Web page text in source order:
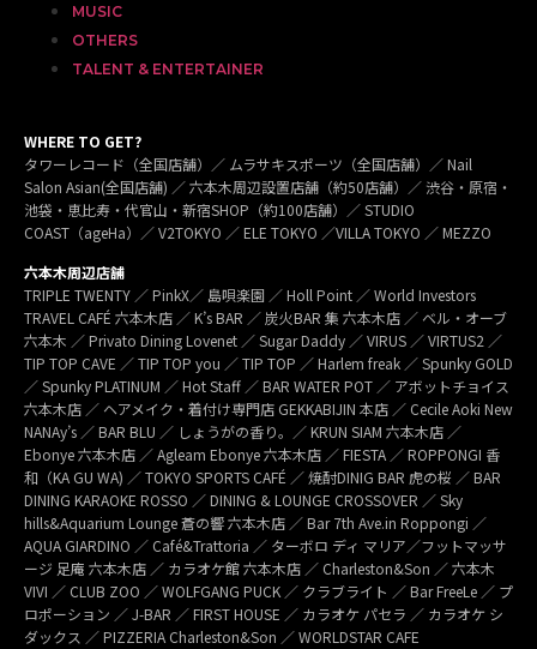
MUSIC
OTHERS
TALENT & ENTERTAINER
WHERE TO GET?
タワーレコード（全国店舗）／ ムラサキスポーツ（全国店舗）／ Nail
Salon Asian(全国店舗) ／ 六本木周辺設置店舗（約50店舗）／ 渋谷・原宿・
池袋・恵比寿・代官山・新宿SHOP（約100店舗）／ STUDIO
COAST（ageHa）／ V2TOKYO ／ ELE TOKYO ／VILLA TOKYO ／ MEZZO
六本木周辺店舗
TRIPLE TWENTY ／ PinkX／ 島唄楽園 ／ Holl Point ／ World Investors
TRAVEL CAFÉ 六本木店 ／ K’s BAR ／ 炭火BAR 集 六本木店 ／ ベル・オーブ
六本木 ／ Privato Dining Lovenet ／ Sugar Daddy ／ VIRUS ／ VIRTUS2 ／
TIP TOP CAVE ／ TIP TOP you ／ TIP TOP ／ Harlem freak ／ Spunky GOLD
／ Spunky PLATINUM ／ Hot Staff ／ BAR WATER POT ／ アボットチョイス
六本木店 ／ ヘアメイク・着付け専門店 GEKKABIJIN 本店 ／ Cecile Aoki New
NANAy’s ／ BAR BLU ／ しょうがの香り。／ KRUN SIAM 六本木店 ／
Ebonye 六本木店 ／ Agleam Ebonye 六本木店 ／ FIESTA ／ ROPPONGI 香
和（KA GU WA) ／ TOKYO SPORTS CAFÉ ／ 焼酎DINIG BAR 虎の桜 ／ BAR
DINING KARAOKE ROSSO ／ DINING & LOUNGE CROSSOVER ／ Sky
hills&Aquarium Lounge 蒼の響 六本木店 ／ Bar 7th Ave.in Roppongi ／
AQUA GIARDINO ／ Café&Trattoria ／ ターボロ ディ マリア／フットマッサ
ージ 足庵 六本木店 ／ カラオケ館 六本木店 ／ Charleston&Son ／ 六本木
VIVI ／ CLUB ZOO ／ WOLFGANG PUCK ／ クラブライト ／ Bar FreeLe ／ プ
ロポーション ／ J-BAR ／ FIRST HOUSE ／ カラオケ パセラ ／ カラオケ シ
ダックス ／ PIZZERIA Charleston&Son ／ WORLDSTAR CAFE